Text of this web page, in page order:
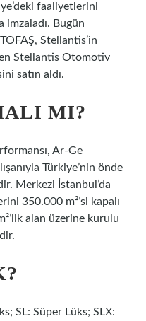
faaliyetlerini
imzaladı. Bugün
Stellantis’in
Stellantis Otomotiv
satın aldı.
MI?
Ar-Ge
Türkiye’nin önde
Merkezi İstanbul’da
350.000 m²’si kapalı
alan üzerine kurulu
SL: Süper Lüks; SLX: